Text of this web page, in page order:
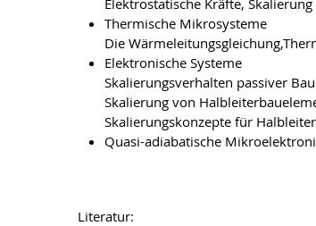
Elektrostatische Kräfte,
Thermische Mikrosysteme
Die
Elektronische Systeme
Skalierungsverhalten passiver
Skalierung von
Skalierungskonzepte für
Quasi-adiabatische
Literatur: